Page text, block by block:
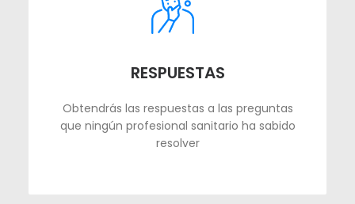
RESPUESTAS
Obtendrás las respuestas a las preguntas
que ningún profesional sanitario ha sabido
resolver